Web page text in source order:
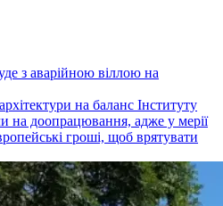
з аварійною віллою на
на баланс Інституту
на доопрацювання, адже у мерії
гроші, щоб врятувати